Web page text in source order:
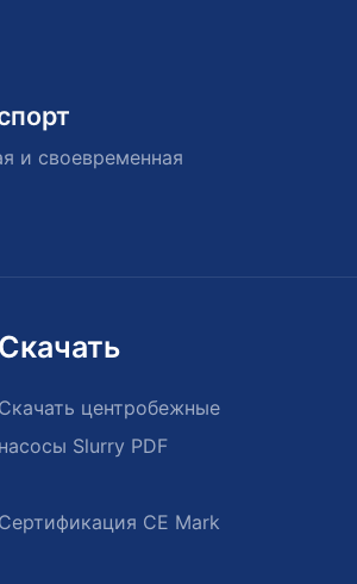
и своевременная
Скачать
Скачать центробежные
насосы Slurry PDF